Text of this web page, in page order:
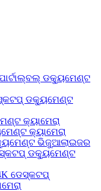
ପୋର୍ଟାଲ୍‌ବଲ୍ ଡକ୍ୟୁମେଣ୍ଟ
ଡକ୍ୟୁମେଣ୍ଟ
କ୍ୟାମେରା
କ୍ୟାମେରା
ଭିଜୁଆଲାଇଜର
ଡକ୍ୟୁମେଣ୍ଟ
ଡେସ୍କଟପ୍